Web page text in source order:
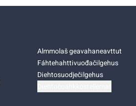
Almmolaš geavahaneavttut
Fáhtehahttivuođačilgehus
Diehtosuodječilgehus